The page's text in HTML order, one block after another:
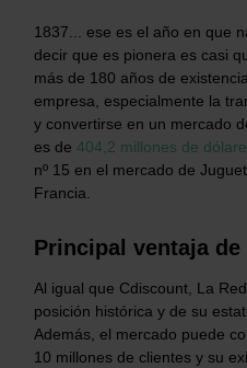
1837... ese es el año en que
decir que es pionera es casi
más de 180 años de
empresa, especialmente la
y convertirse en un mercado
es de 404,2 millones de
nº 15 en el mercado de
Francia.
Principal ventaja de
Al igual que Cdiscount, La
posición histórica y de su
Además, el mercado puede
10 millones de clientes y su